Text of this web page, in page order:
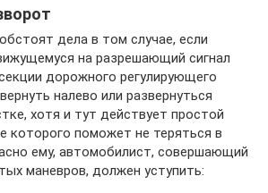
дела в том случае, если
на разрешающий сигнал
дорожного регулирующего
налево или развернуться
хотя и тут действует простой
которого поможет не теряться в
ему, автомобилист, совершающий
маневров, должен уступить: